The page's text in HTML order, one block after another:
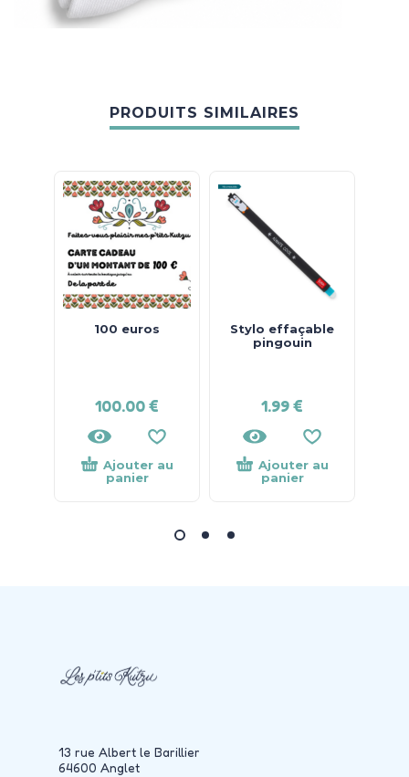
PRODUITS SIMILAIRES
100 euros
100.00€
Ajouter au
panier
Stylo effaçable
pingouin
1.99€
Ajouter au
panier
13 rue Albert le Barillier
64600 Anglet